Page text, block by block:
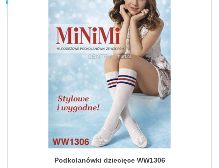
Podkolanówki dziecięce WW1306